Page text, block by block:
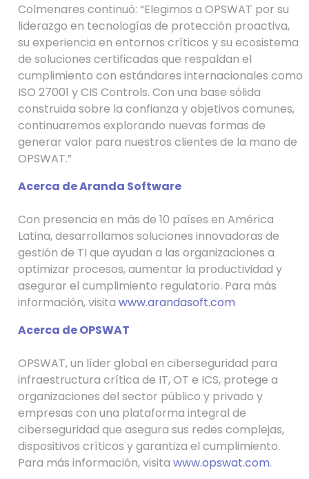
Colmenares continuó: “Elegimos a OPSWAT por su
liderazgo en tecnologías de protección proactiva,
su experiencia en entornos críticos y su ecosistema
de soluciones certificadas que respaldan el
cumplimiento con estándares internacionales como
ISO 27001 y CIS Controls. Con una base sólida
construida sobre la confianza y objetivos comunes,
continuaremos explorando nuevas formas de
generar valor para nuestros clientes de la mano de
OPSWAT.”
Acerca de Aranda Software
Con presencia en más de 10 países en América
Latina, desarrollamos soluciones innovadoras de
gestión de TI que ayudan a las organizaciones a
optimizar procesos, aumentar la productividad y
asegurar el cumplimiento regulatorio. Para más
información, visita www.arandasoft.com
Acerca de OPSWAT
OPSWAT, un líder global en ciberseguridad para
infraestructura crítica de IT, OT e ICS, protege a
organizaciones del sector público y privado y
empresas con una plataforma integral de
ciberseguridad que asegura sus redes complejas,
dispositivos críticos y garantiza el cumplimiento.
Para más información, visita www.opswat.com.